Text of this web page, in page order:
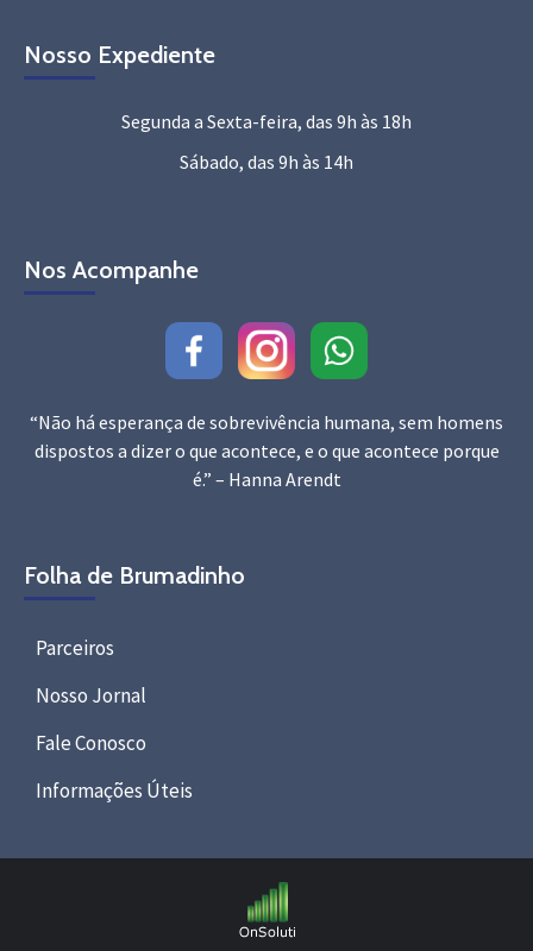
Nosso Expediente
Segunda a Sexta-feira, das 9h às 18h
Sábado, das 9h às 14h
Nos Acompanhe
“Não há esperança de sobrevivência humana, sem homens
dispostos a dizer o que acontece, e o que acontece porque
é.” – Hanna Arendt
Folha de Brumadinho
Parceiros
Nosso Jornal
Fale Conosco
Informações Úteis